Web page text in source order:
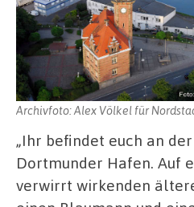
Archivfoto: Alex Völkel für
„Ihr befindet euch an
Dortmunder Hafen. Auf
verwirrt wirkenden